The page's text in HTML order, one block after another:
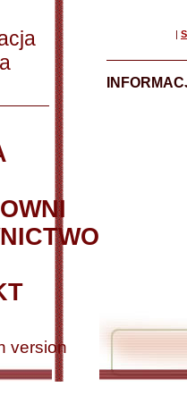
version
|